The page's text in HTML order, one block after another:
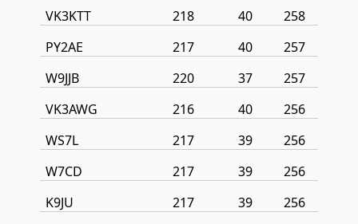
VK3KTT
218 40
258
PY2AE
217 40
257
W9JJB
220 37
257
VK3AWG
216 40
256
WS7L
217 39
256
W7CD
217 39
256
K9JU
217 39
256